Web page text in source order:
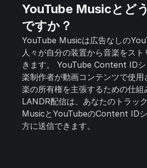
YouTube Musicとど
ですか？
YouTube Musicは広告なしの
人々が自分の装置から音楽をスト
きます。 YouTube Content ID
楽制作者が動画コンテンツで使用
楽の所有権を主張するための仕組
LANDR配信は、あなたのトラッ
MusicとYouTubeのContent ID
方に送信できます。